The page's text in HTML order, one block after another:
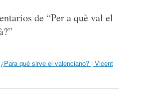
de “Per a què val el
”
¿Para qué sirve el valenciano? | Vicent